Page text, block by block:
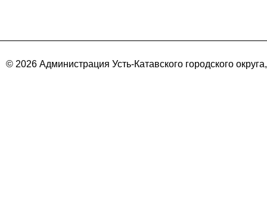
© 2026 Администрация Усть-Катавского городского